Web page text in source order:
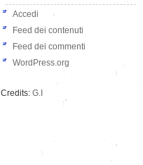
Accedi
Feed dei contenuti
Feed dei commenti
WordPress.org
Credits: G.I